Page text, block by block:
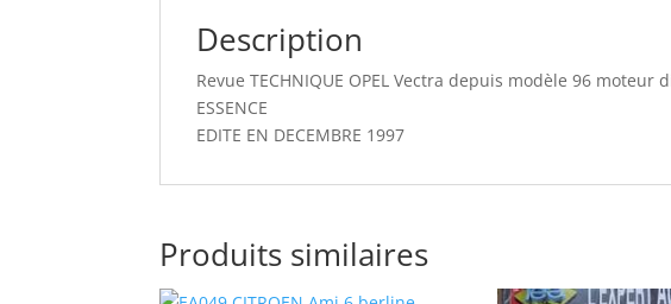
Description
Revue TECHNIQUE OPEL Vectra depuis modèle 96 moteur
ESSENCE
EDITE EN DECEMBRE 1997
Produits similaires